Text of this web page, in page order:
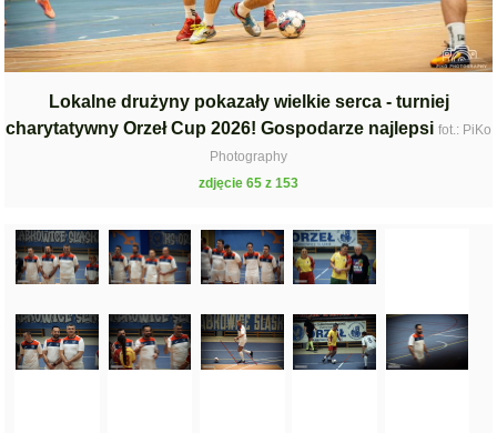
Lokalne drużyny pokazały wielkie serca - turniej
charytatywny Orzeł Cup 2026! Gospodarze najlepsi fot.: PiKo
Photography
zdjęcie 65 z 153